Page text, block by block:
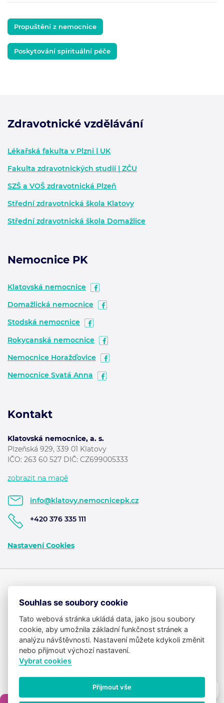
Propuštění z nemocnice
Poskytování spirituální péče
Zdravotnické vzdělávání
Lékařská fakulta v Plzni | UK
Fakulta zdravotnických studií | ZČU
SZŠ a VOŠ zdravotnická Plzeň
Střední zdravotnická škola Klatovy
Střední zdravotnická škola Domažlice
Nemocnice PK
Klatovská nemocnice
Domažlická nemocnice
Stodská nemocnice
Rokycanská nemocnice
Nemocnice Horažďovice
Nemocnice Svatá Anna
Kontakt
Klatovská nemocnice, a. s.
Plzeňská 929, 339 01 Klatovy
IČO: 263 60 527 DIČ: CZ699005333
zobrazit na mapě
info@klatovy.nemocnicepk.cz
+420 376 335 111
Nastavení Cookies
©2026 Skupina Nemocnice PK
Souhlas se soubory cookie
Tato webová stránka ukládá data, jako jsou soubory
cookie, aby umožnila základní funkčnost stránek a
analýzu návštěvnosti. Nastavení můžete kdykoli změnit
nebo přijmout výchozí nastavení.
Vybrat cookies
Přijmout vše